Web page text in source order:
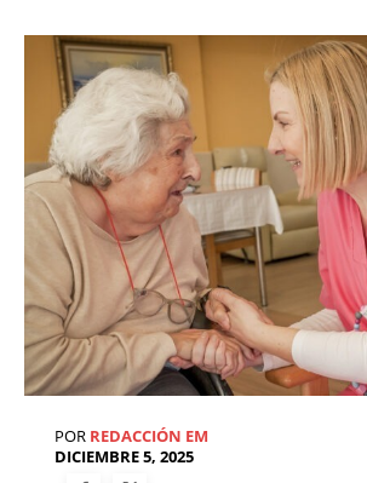
POR REDACCIÓN EM
DICIEMBRE 5, 2025